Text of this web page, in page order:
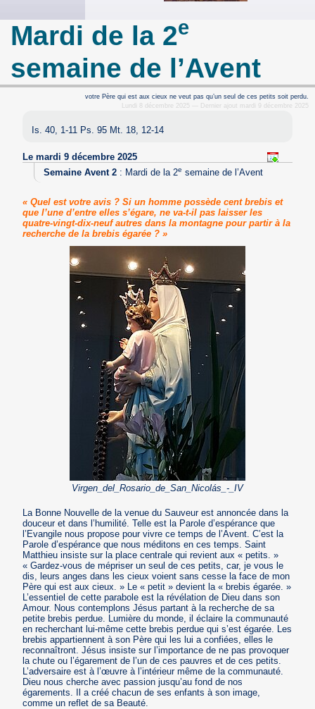
Mardi de la 2e
semaine de l’Avent
votre Père qui est aux cieux ne veut pas qu’un seul de ces petits soit perdu.
Lundi 8 décembre 2025 — Dernier ajout mardi 9 décembre 2025
Is. 40, 1-11 Ps. 95 Mt. 18, 12-14
Le mardi 9 décembre 2025
Semaine Avent 2: Mardi de la 2e semaine de l’Avent
« Quel est votre avis ? Si un homme possède cent brebis et
que l’une d’entre elles s’égare, ne va-t-il pas laisser les
quatre-vingt-dix-neuf autres dans la montagne pour partir à la
recherche de la brebis égarée ? »
Virgen_del_Rosario_de_San_Nicolás_-_IV
La Bonne Nouvelle de la venue du Sauveur est annoncée dans la
douceur et dans l’humilité. Telle est la Parole d’espérance que
l’Evangile nous propose pour vivre ce temps de l’Avent. C’est la
Parole d’espérance que nous méditons en ces temps. Saint
Matthieu insiste sur la place centrale qui revient aux « petits. »
« Gardez-vous de mépriser un seul de ces petits, car, je vous le
dis, leurs anges dans les cieux voient sans cesse la face de mon
Père qui est aux cieux. » Le « petit » devient la « brebis égarée. »
L’essentiel de cette parabole est la révélation de Dieu dans son
Amour. Nous contemplons Jésus partant à la recherche de sa
petite brebis perdue. Lumière du monde, il éclaire la communauté
en recherchant lui-même cette brebis perdue qui s’est égarée. Les
brebis appartiennent à son Père qui les lui a confiées, elles le
reconnaîtront. Jésus insiste sur l’importance de ne pas provoquer
la chute ou l’égarement de l’un de ces pauvres et de ces petits.
L’adversaire est à l’œuvre à l’intérieur même de la communauté.
Dieu nous cherche avec passion jusqu’au fond de nos
égarements. Il a créé chacun de ses enfants à son image,
comme un reflet de sa Beauté.